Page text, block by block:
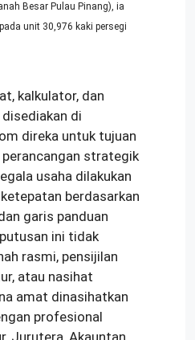
Besar Pulau Pinang), ia
unit 30,976 kaki persegi
kalkulator, dan
di
direka untuk tujuan
strategik
usaha dilakukan
berdasarkan
garis panduan
ini tidak
rasmi, pensijilan
atau nasihat
amat dinasihatkan
profesional
Jurutera, Akauntan,